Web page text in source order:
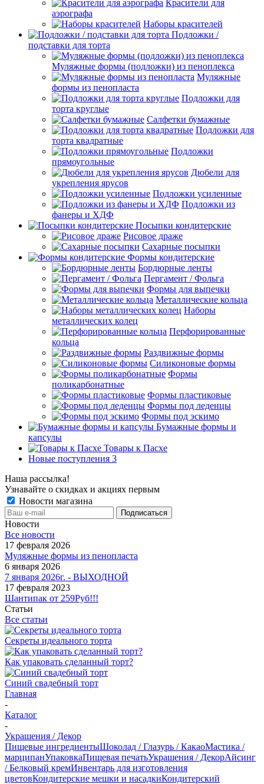
Красители для
аэрографа
Наборы красителей
Подложки /
подставки для торта
Муляжные формы (подложки) из пеноплекса
Муляжные
формы из пенопласта
Подложки для
торта круглые
Салфетки бумажные
Подложки для
торта квадратные
Подложки
прямоугольные
Дюбели для
укрепления ярусов
Подложки усиленные
Подложки из
фанеры и ХДФ
Посыпки кондитерские
Рисовое драже
Сахарные посыпки
Формы кондитерские
Бордюрные ленты
Пергамент / Фольга
Формы для выпечки
Металлические кольца
Наборы
металлических колец
Перфорированные
кольца
Раздвижные формы
Силиконовые формы
Формы
поликарбонатные
Формы пластиковые
Формы под леденцы
Формы под эскимо
Бумажные формы и
капсулы
Товары к Пасхе
Новые поступления 3
Наша рассылка!
Узнавайте о скидках и акциях первым
Новости магазина
Новости
Все новости
17 февраля 2026
Муляжные формы из пенопласта
6 января 2026
7 января 2026г. - ВЫХОДНОЙ
17 февраля 2023
Шантипак от 259Руб!!!
Статьи
Все статьи
Секреты идеального торта
Как упаковать сделанный торт?
Синий свадебный торт
Главная
-
Каталог
-
Украшения / Декор
Пищевые ингредиентыШоколад / Глазурь / КакаоМастика /
марципанУпаковкаПищевая печатьУкрашения / ДекорАйсинг
/ Белковый кремИнвентарь для изготовления
цветовКондитерские мешки и насадкиКондитерский